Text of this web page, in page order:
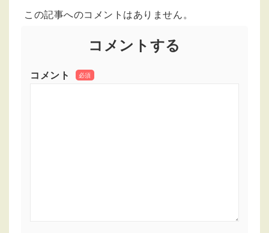
この記事へのコメントはありません。
コメントする
コメント 必須